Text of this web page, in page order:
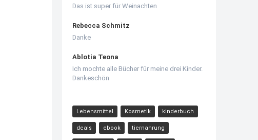
Das ist super für Weinachten
Rebecca Schmitz
Danke
Ablotia Teona
Ich mochte alle Bücher für meine drei Kinder.
Dankeschön
Lebensmittel Kosmetik kinderbuch
deals ebook tiernahrung